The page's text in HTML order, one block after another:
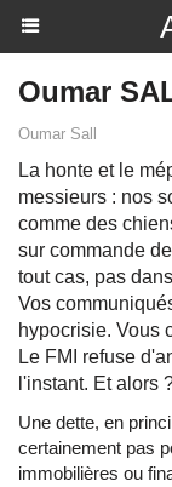
Oumar
Oumar Sall
La honte et le
messieurs : nos
comme des
sur commande
tout cas, pas
Vos
hypocrisie. Vous
Le FMI refuse
l'instant. Et alors
Une dette, en
certainement pas
immobilières ou